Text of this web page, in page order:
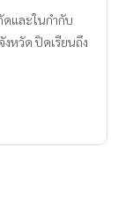
ดและในกำกับ
หวัด ปิดเรียนถึง